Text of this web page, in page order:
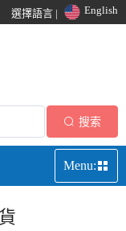
選擇語言 | English
搜索
Menu: